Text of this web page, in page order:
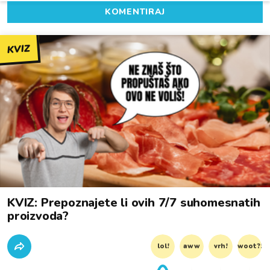
KOMENTIRAJ
KVIZ
KVIZ: Prepoznajete li ovih 7/7 suhomesnatih
proizvoda?
lol! aww vrh! woot?!